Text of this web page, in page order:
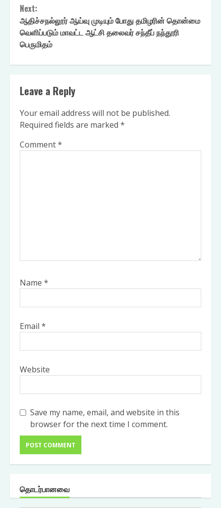
Next:
ஆதிச்சநல்லூர் ஆய்வு முடியும் போது தமிழரின் தொன்மை
வெளிப்படும் மாவட்ட ஆட்சி தலைவர் சந்தீப் நந்தூரி
பெருமிதம்
Leave a Reply
Your email address will not be published.
Required fields are marked *
Comment*
Name *
Email *
Website
Save my name, email, and website in this
browser for the next time I comment.
தொடர்பானவை